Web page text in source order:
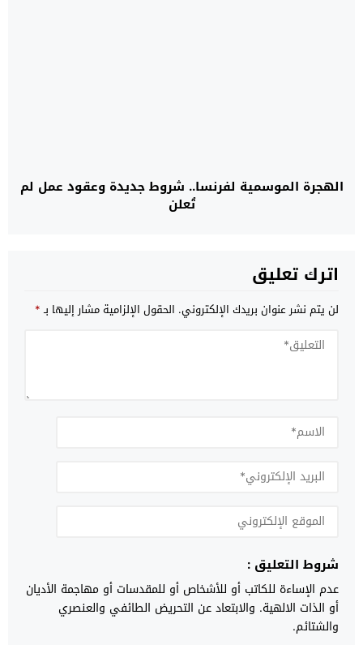
الهجرة الموسمية لفرنسا.. شروط جديدة وعقود عمل لم
تُعلن
اترك تعليق
لن يتم نشر عنوان بريدك الإلكتروني. الحقول الإلزامية مشار إليها بـ*
شروط التعليق :
عدم الإساءة للكاتب أو للأشخاص أو للمقدسات أو مهاجمة الأديان
أو الذات الالهية. والابتعاد عن التحريض الطائفي والعنصري
والشتائم.